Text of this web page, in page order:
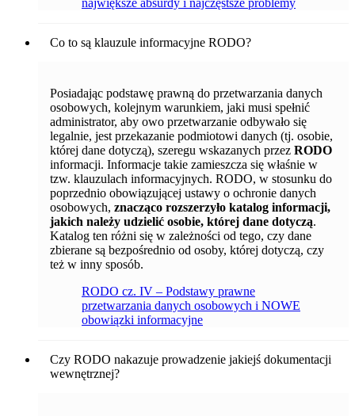
Co to są klauzule informacyjne RODO?
Posiadając podstawę prawną do przetwarzania danych
osobowych, kolejnym warunkiem, jaki musi spełnić
administrator, aby owo przetwarzanie odbywało się
legalnie, jest przekazanie podmiotowi danych (tj. osobie,
której dane dotyczą), szeregu wskazanych przez RODO
informacji. Informacje takie zamieszcza się właśnie w
tzw. klauzulach informacyjnych. RODO, w stosunku do
poprzednio obowiązującej ustawy o ochronie danych
osobowych, znacząco rozszerzyło katalog informacji,
jakich należy udzielić osobie, której dane dotyczą.
Katalog ten różni się w zależności od tego, czy dane
zbierane są bezpośrednio od osoby, której dotyczą, czy
też w inny sposób.
RODO cz. IV – Podstawy prawne
przetwarzania danych osobowych i NOWE
obowiązki informacyjne
Czy RODO nakazuje prowadzenie jakiejś dokumentacji
wewnętrznej?